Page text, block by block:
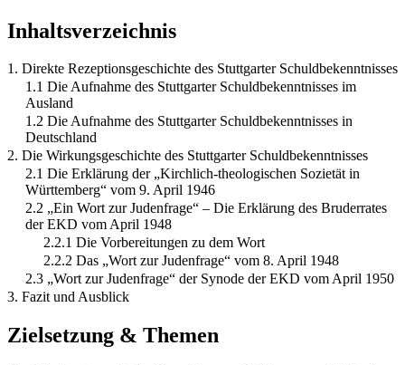
Inhaltsverzeichnis
1. Direkte Rezeptionsgeschichte des Stuttgarter Schuldbekenntnisses
1.1 Die Aufnahme des Stuttgarter Schuldbekenntnisses im
Ausland
1.2 Die Aufnahme des Stuttgarter Schuldbekenntnisses in
Deutschland
2. Die Wirkungsgeschichte des Stuttgarter Schuldbekenntnisses
2.1 Die Erklärung der „Kirchlich-theologischen Sozietät in
Württemberg“ vom 9. April 1946
2.2 „Ein Wort zur Judenfrage“ – Die Erklärung des Bruderrates
der EKD vom April 1948
2.2.1 Die Vorbereitungen zu dem Wort
2.2.2 Das „Wort zur Judenfrage“ vom 8. April 1948
2.3 „Wort zur Judenfrage“ der Synode der EKD vom April 1950
3. Fazit und Ausblick
Zielsetzung & Themen